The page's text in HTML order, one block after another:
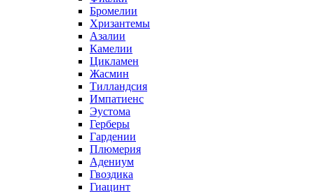
Бромелии
Хризантемы
Азалии
Камелии
Цикламен
Жасмин
Тилландсия
Импатиенс
Эустома
Герберы
Гардении
Плюмерия
Адениум
Гвоздика
Гиацинт